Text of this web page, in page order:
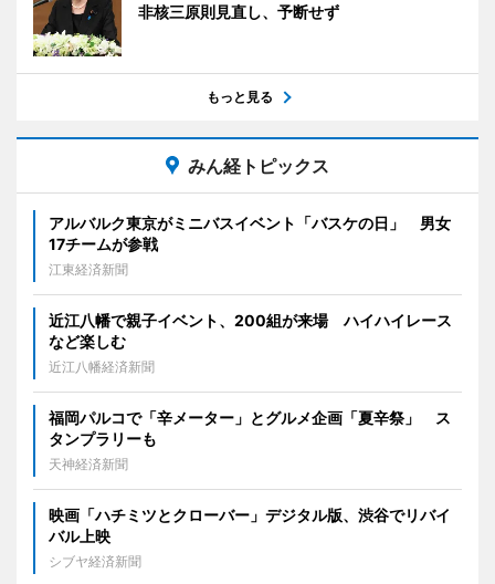
非核三原則見直し、予断せず
もっと見る
みん経トピックス
アルバルク東京がミニバスイベント「バスケの日」 男女
17チームが参戦
江東経済新聞
近江八幡で親子イベント、200組が来場 ハイハイレース
など楽しむ
近江八幡経済新聞
福岡パルコで「辛メーター」とグルメ企画「夏辛祭」 ス
タンプラリーも
天神経済新聞
映画「ハチミツとクローバー」デジタル版、渋谷でリバイ
バル上映
シブヤ経済新聞